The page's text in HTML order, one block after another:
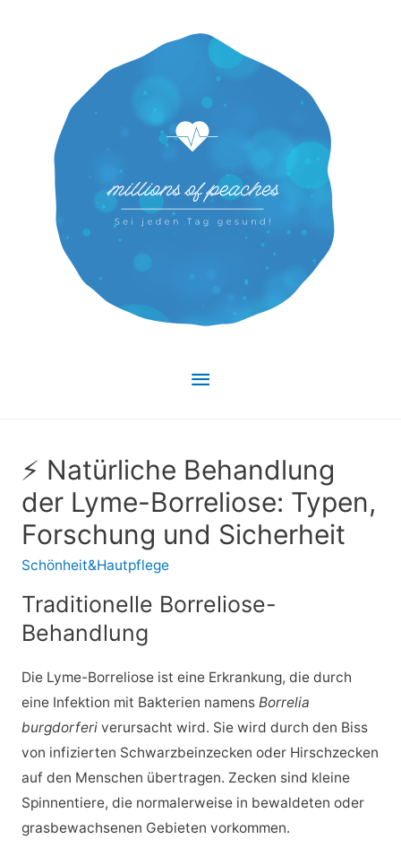
Hauptmenü
⚡ Natürliche Behandlung
der Lyme-Borreliose: Typen,
Forschung und Sicherheit
Schönheit&Hautpflege
Traditionelle Borreliose-
Behandlung
Die Lyme-Borreliose ist eine Erkrankung, die durch
eine Infektion mit Bakterien namens Borrelia
burgdorferiverursacht wird. Sie wird durch den Biss
von infizierten Schwarzbeinzecken oder Hirschzecken
auf den Menschen übertragen. Zecken sind kleine
Spinnentiere, die normalerweise in bewaldeten oder
grasbewachsenen Gebieten vorkommen.